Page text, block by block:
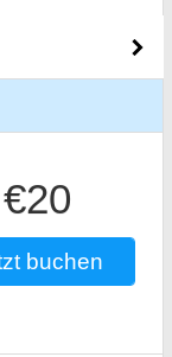
€20
buchen